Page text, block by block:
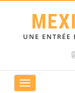
UNE ENTRÉE
Toggle
navigation